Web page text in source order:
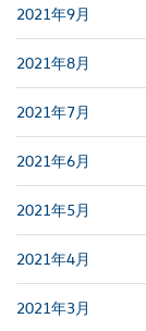
2021年9月
2021年8月
2021年7月
2021年6月
2021年5月
2021年4月
2021年3月